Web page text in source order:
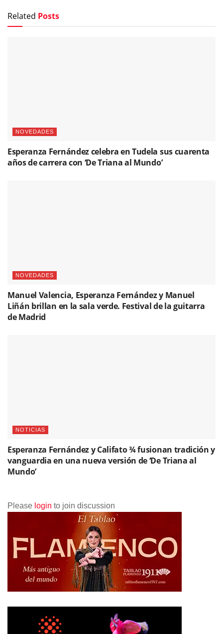
Related Posts
NOVEDADES
Esperanza Fernández celebra en Tudela sus cuarenta
años de carrera con ‘De Triana al Mundo’
NOVEDADES
Manuel Valencia, Esperanza Fernández y Manuel
Liñán brillan en la sala verde. Festival de la guitarra
de Madrid
NOTICIAS
Esperanza Fernández y Califato ¾ fusionan tradición y
vanguardia en una nueva versión de ‘De Triana al
Mundo’
Please login to join discussion